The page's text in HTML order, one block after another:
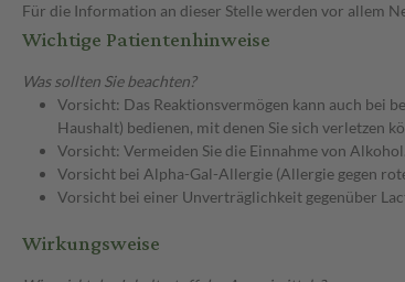
Für die Information an dieser Stelle werden vor allem
Wichtige Patientenhinweise
Was sollten Sie beachten?
Vorsicht: Das Reaktionsvermögen kann auch bei
Haushalt) bedienen, mit denen Sie sich verletzen
Vorsicht: Vermeiden Sie die Einnahme von Alkohol.
Vorsicht bei Alpha-Gal-Allergie (Allergie gegen
Vorsicht bei einer Unverträglichkeit gegenüber
Wirkungsweise